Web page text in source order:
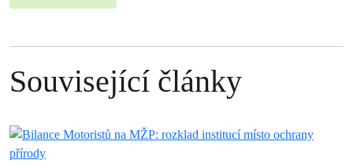
Související články